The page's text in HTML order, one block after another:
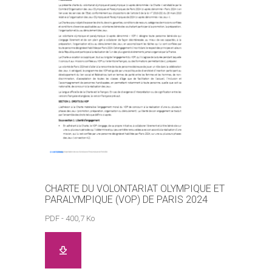
CHARTE DU VOLONTARIAT OLYMPIQUE ET
PARALYMPIQUE (VOP) DE PARIS 2024
PDF - 400,7 Ko